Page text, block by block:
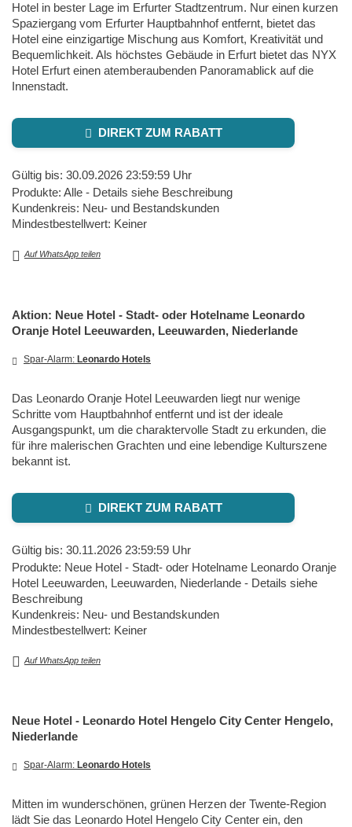
Hotel in bester Lage im Erfurter Stadtzentrum. Nur einen kurzen
Spaziergang vom Erfurter Hauptbahnhof entfernt, bietet das
Hotel eine einzigartige Mischung aus Komfort, Kreativität und
Bequemlichkeit. Als höchstes Gebäude in Erfurt bietet das NYX
Hotel Erfurt einen atemberaubenden Panoramablick auf die
Innenstadt.
DIREKT ZUM RABATT
Gültig bis: 30.09.2026 23:59:59 Uhr
Produkte: Alle - Details siehe Beschreibung
Kundenkreis: Neu- und Bestandskunden
Mindestbestellwert: Keiner
Auf WhatsApp teilen
Aktion: Neue Hotel - Stadt- oder Hotelname Leonardo
Oranje Hotel Leeuwarden, Leeuwarden, Niederlande
Spar-Alarm: Leonardo Hotels
Das Leonardo Oranje Hotel Leeuwarden liegt nur wenige
Schritte vom Hauptbahnhof entfernt und ist der ideale
Ausgangspunkt, um die charaktervolle Stadt zu erkunden, die
für ihre malerischen Grachten und eine lebendige Kulturszene
bekannt ist.
DIREKT ZUM RABATT
Gültig bis: 30.11.2026 23:59:59 Uhr
Produkte: Neue Hotel - Stadt- oder Hotelname Leonardo Oranje
Hotel Leeuwarden, Leeuwarden, Niederlande - Details siehe
Beschreibung
Kundenkreis: Neu- und Bestandskunden
Mindestbestellwert: Keiner
Auf WhatsApp teilen
Neue Hotel - Leonardo Hotel Hengelo City Center Hengelo,
Niederlande
Spar-Alarm: Leonardo Hotels
Mitten im wunderschönen, grünen Herzen der Twente-Region
lädt Sie das Leonardo Hotel Hengelo City Center ein, den